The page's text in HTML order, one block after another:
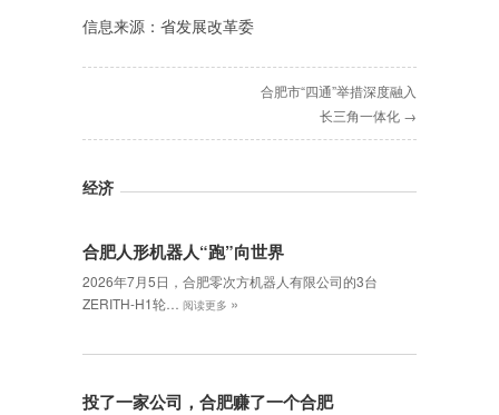
信息来源：省发展改革委
合肥市“四通”举措深度融入
长三角一体化 →
经济
合肥人形机器人“跑”向世界
2026年7月5日，合肥零次方机器人有限公司的3台
ZERITH-H1轮…
阅读更多 »
投了一家公司，合肥赚了一个合肥